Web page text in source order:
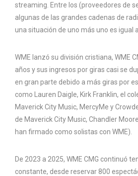
streaming. Entre los (proveedores de
algunas de las grandes cadenas de
una situación de uno más uno es igual a
WME lanzó su división cristiana, WME
años y sus ingresos por giras casi se
en gran parte debido a más giras por
como Lauren Daigle, Kirk Franklin, el
Maverick City Music, MercyMe y
de Maverick City Music, Chandler
han firmado como solistas con WME).
De 2023 a 2025, WME CMG continuó
constante, desde reservar 800